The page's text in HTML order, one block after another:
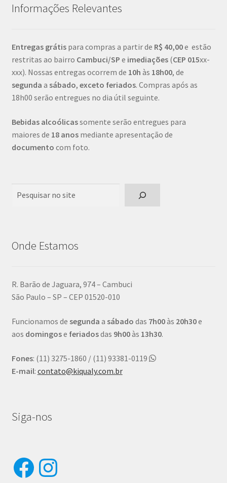
Informações Relevantes
Entregas grátis para compras a partir de R$ 40,00e estão
restritas ao bairro Cambuci/SP e imediações(CEP 015xx-
xxx). Nossas entregas ocorrem de 10h às 18h00, de
segunda a sábado, exceto feriados. Compras após as
18h00 serão entregues no dia útil seguinte.
Bebidas alcoólicassomente serão entregues para
maiores de 18 anosmediante apresentação de
documento com foto.
Onde Estamos
R. Barão de Jaguara, 974 – Cambuci
São Paulo – SP – CEP 01520-010
Funcionamos de segunda a sábado das 7h00às 20h30e
aos domingose feriadosdas 9h00às 13h30.
Fones: (11) 3275-1860 / (11) 93381-0119
E-mail: contato@kiqualy.com.br
Siga-nos
Facebook
Instagram